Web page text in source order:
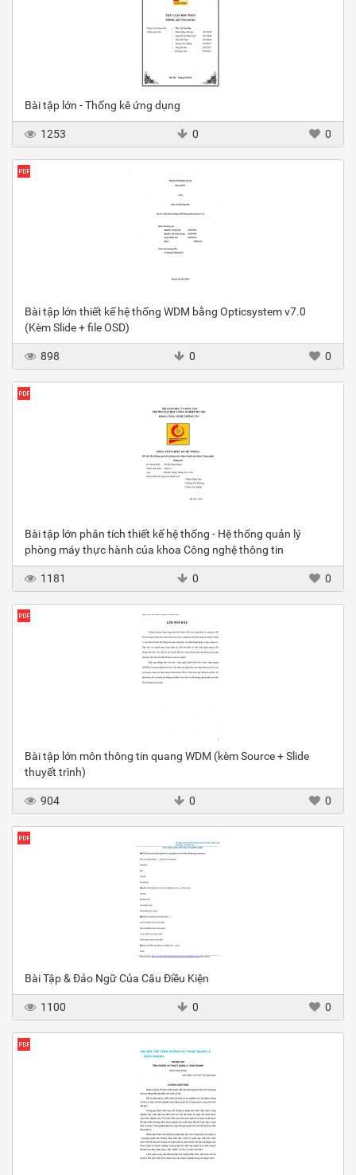
Bài tập lớn - Thống kê ứng dụng
1253 0 0
Bài tập lớn thiết kế hệ thống WDM bằng Opticsystem v7.0
(Kèm Slide + file OSD)
898 0 0
Bài tập lớn phân tích thiết kế hệ thống - Hệ thống quản lý
phòng máy thực hành của khoa Công nghệ thông tin
1181 0 0
Bài tập lớn môn thông tin quang WDM (kèm Source + Slide
thuyết trình)
904 0 0
Bài Tập & Đảo Ngữ Của Câu Điều Kiện
1100 0 0